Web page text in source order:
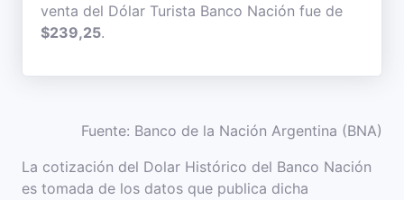
venta del Dólar Turista Banco Nación fue de
$239,25.
Fuente: Banco de la Nación Argentina (BNA)
La cotización del Dolar Histórico del Banco Nación
es tomada de los datos que publica dicha